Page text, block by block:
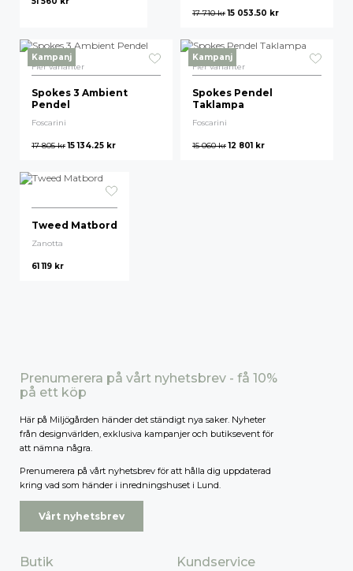
17 710kr 15 053.50 kr
Kampanj
Fler varianter
Spokes 3 Ambient
Pendel
Foscarini
17 805kr 15 134.25 kr
Kampanj
Fler varianter
Spokes Pendel
Taklampa
Foscarini
15 060kr 12 801 kr
Tweed Matbord
Zanotta
61 119 kr
Prenumerera på vårt nyhetsbrev - få 10%
på ett köp
Här på Miljögården händer det ständigt nya saker. Nyheter
från designvärlden, exklusiva kampanjer och butiksevent för
att nämna några.
Prenumerera på vårt nyhetsbrev för att hålla dig uppdaterad
kring vad som händer i inredningshuset i Lund.
Vårt nyhetsbrev
Butik Kundservice